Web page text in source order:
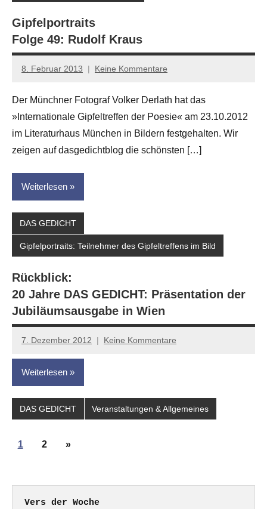
Gipfelportraits
Folge 49: Rudolf Kraus
8. Februar 2013
Anton
Leitner
Keine Kommentare
Der Münchner Fotograf Volker Derlath hat das
»Internationale Gipfeltreffen der Poesie« am 23.10.2012
im Literaturhaus München in Bildern festgehalten. Wir
zeigen auf dasgedichtblog die schönsten […]
Weiterlesen
DAS GEDICHT
Gipfelportraits: Teilnehmer des Gipfeltreffens im Bild
Rückblick:
20 Jahre DAS GEDICHT: Präsentation der
Jubiläums­ausgabe in Wien
7. Dezember 2012
Anton
G.
Leitner
Keine Kommentare
Weiterlesen
DAS GEDICHT Veranstaltungen & Allgemeines
Seitennummerierung
1 2
Nächste
»
Vers der Woche